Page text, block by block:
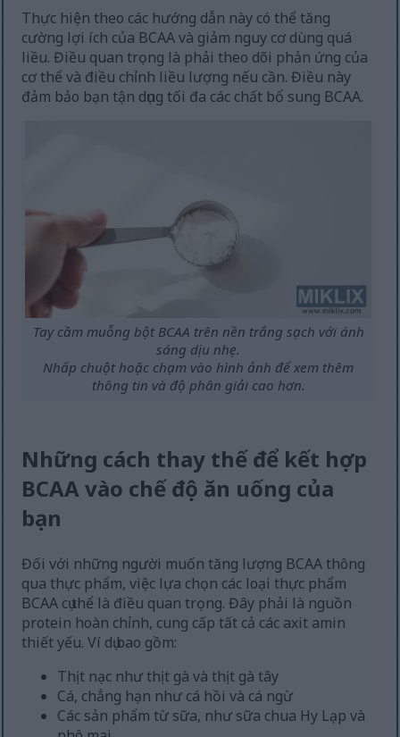
Thực hiện theo các hướng dẫn này có thể tăng
cường lợi ích của BCAA và giảm nguy cơ dùng quá
liều. Điều quan trọng là phải theo dõi phản ứng của
cơ thể và điều chỉnh liều lượng nếu cần. Điều này
đảm bảo bạn tận dụng tối đa các chất bổ sung BCAA.
Tay cầm muỗng bột BCAA trên nền trắng sạch với ánh
sáng dịu nhẹ.
Nhấp chuột hoặc chạm vào hình ảnh để xem thêm
thông tin và độ phân giải cao hơn.
Những cách thay thế để kết hợp
BCAA vào chế độ ăn uống của
bạn
Đối với những người muốn tăng lượng BCAA thông
qua thực phẩm, việc lựa chọn các loại thực phẩm
BCAA cụ thể là điều quan trọng. Đây phải là nguồn
protein hoàn chỉnh, cung cấp tất cả các axit amin
thiết yếu. Ví dụ bao gồm:
Thịt nạc như thịt gà và thịt gà tây
Cá, chẳng hạn như cá hồi và cá ngừ
Các sản phẩm từ sữa, như sữa chua Hy Lạp và